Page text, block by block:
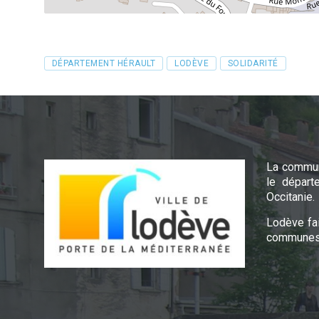
Tags
DÉPARTEMENT HÉRAULT LODÈVE SOLIDARITÉ
La
le
Occitanie.
Lodève